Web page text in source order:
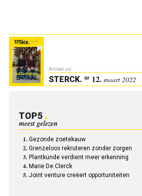
Artikel uit:
STERCK. nr12. maart 2022
TOP5
meest gelezen
Gezonde zoetekauw
Grenzeloos rekruteren zonder zorgen
Plantkunde verdient meer erkenning
Marie De Clerck
Joint venture creëert opportuniteiten